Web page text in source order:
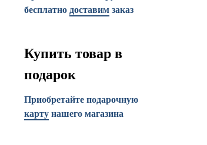
бесплатно доставим заказ
Купить товар в
подарок
Приобретайте подарочную
карту нашего магазина